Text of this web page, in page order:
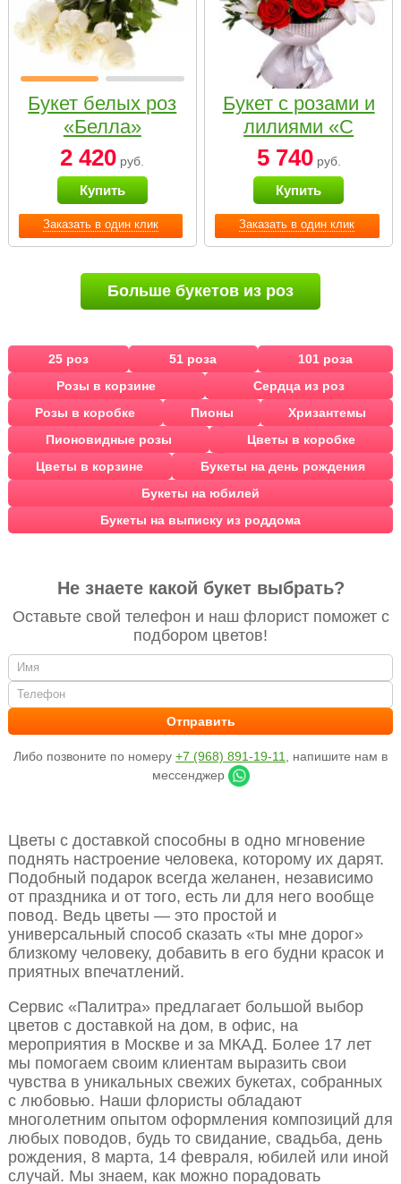
Заказать в один клик
Букет белых роз
«Белла»
2 420 руб.
Купить
Заказать в один клик
Букет с розами и
лилиями «С
наилучшими
пожеланиями»
5 740руб.
Купить
Больше букетов из роз
25 роз 51 роза
101 роза
Розы в корзине
Сердца из роз
Розы в коробке
Пионы
Хризантемы
Пионовидные розы
Цветы в коробке
Цветы в корзине
Букеты на день рождения
Букеты на юбилей
Букеты на выписку из роддома
Не знаете какой букет выбрать?
Оставьте свой телефон и наш флорист поможет с
подбором цветов!
Либо позвоните по номеру +7 (968) 891-19-11
, напишите нам в
мессенджер
Цветы с доставкой способны в одно мгновение
поднять настроение человека, которому их дарят.
Подобный подарок всегда желанен, независимо
от праздника и от того, есть ли для него вообще
повод. Ведь цветы — это простой и
универсальный способ сказать «ты мне дорог»
близкому человеку, добавить в его будни красок и
приятных впечатлений.
Сервис «Палитра» предлагает большой выбор
цветов с доставкой на дом, в офис, на
мероприятия в Москве и за МКАД. Более 17 лет
мы помогаем своим клиентам выразить свои
чувства в уникальных свежих букетах, собранных
с любовью. Наши флористы обладают
многолетним опытом оформления композиций для
любых поводов, будь то свидание, свадьба, день
рождения, 8 марта, 14 февраля, юбилей или иной
случай. Мы знаем, как можно порадовать